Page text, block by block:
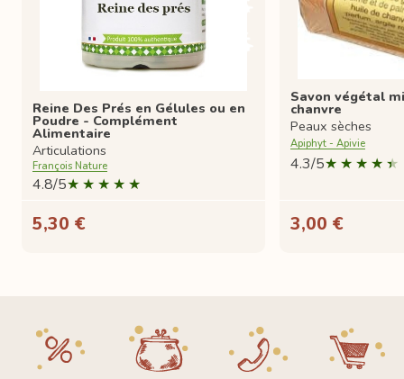
Reine Des Prés en Gélules ou en
Poudre - Complément
Alimentaire
Articulations
François Nature
4.8/5
5,30 €
Savon végétal
chanvre
Peaux sèches
Apiphyt - Apivie
4.3/5
3,00 €